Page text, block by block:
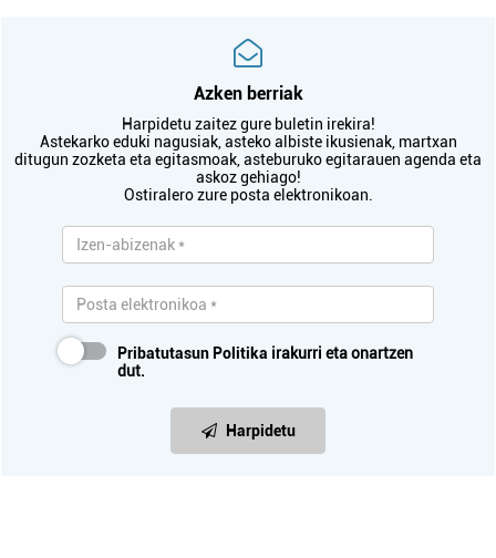
Azken berriak
Harpidetu zaitez gure buletin irekira!
Astekarko eduki nagusiak, asteko albiste ikusienak, martxan
ditugun zozketa eta egitasmoak, asteburuko egitarauen agenda eta
askoz gehiago!
Ostiralero zure posta elektronikoan.
Pribatutasun Politika irakurri eta onartzen
dut.
Harpidetu